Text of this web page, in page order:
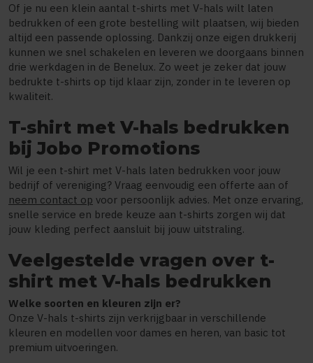
Of je nu een klein aantal t-shirts met V-hals wilt laten
bedrukken of een grote bestelling wilt plaatsen, wij bieden
altijd een passende oplossing. Dankzij onze eigen drukkerij
kunnen we snel schakelen en leveren we doorgaans binnen
drie werkdagen in de Benelux. Zo weet je zeker dat jouw
bedrukte t-shirts op tijd klaar zijn, zonder in te leveren op
kwaliteit.
T-shirt met V-hals bedrukken
bij Jobo Promotions
Wil je een t-shirt met V-hals laten bedrukken voor jouw
bedrijf of vereniging? Vraag eenvoudig een offerte aan of
neem contact op voor persoonlijk advies. Met onze ervaring,
snelle service en brede keuze aan t-shirts zorgen wij dat
jouw kleding perfect aansluit bij jouw uitstraling.
Veelgestelde vragen over t-
shirt met V-hals bedrukken
Welke soorten en kleuren zijn er?
Onze V-hals t-shirts zijn verkrijgbaar in verschillende
kleuren en modellen voor dames en heren, van basic tot
premium uitvoeringen.